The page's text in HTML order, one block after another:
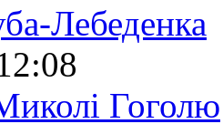
Лебеденка
Гоголю